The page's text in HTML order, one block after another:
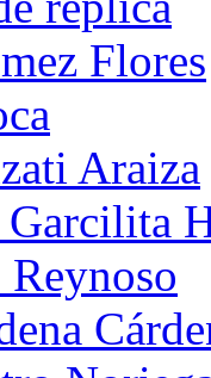
Flores
Araiza